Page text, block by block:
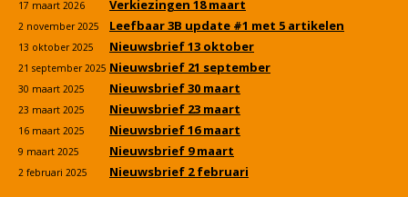
17 maart 2026 Verkiezingen 18 maart
2 november 2025 Leefbaar 3B update #1 met 5 artikelen
13 oktober 2025 Nieuwsbrief 13 oktober
21 september 2025 Nieuwsbrief 21 september
30 maart 2025 Nieuwsbrief 30 maart
23 maart 2025 Nieuwsbrief 23 maart
16 maart 2025 Nieuwsbrief 16 maart
9 maart 2025 Nieuwsbrief 9 maart
2 februari 2025 Nieuwsbrief 2 februari